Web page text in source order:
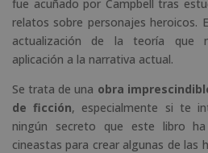
fue acuñado por Campbell tras
relatos sobre personajes heroicos.
actualización de la teoría que
aplicación a la narrativa actual.
Se trata de una obra
de ficción, especialmente si te
ningún secreto que este libro
cineastas para crear algunas de las